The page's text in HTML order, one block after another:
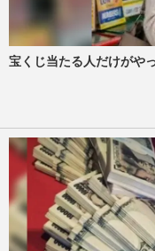
宝くじ当たる人だけがや